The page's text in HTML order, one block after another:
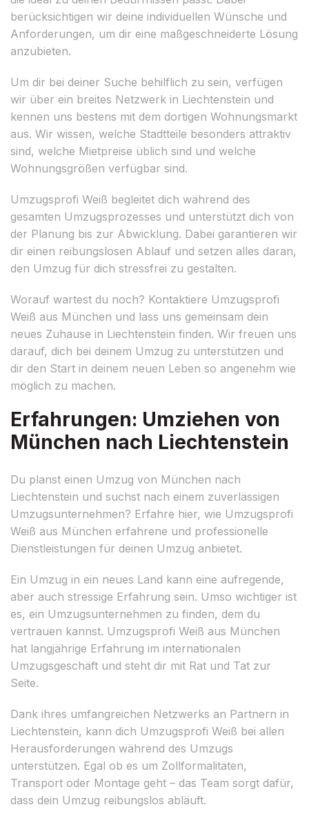
berücksichtigen wir deine individuellen Wünsche und
Anforderungen, um dir eine maßgeschneiderte Lösung
anzubieten.
Um dir bei deiner Suche behilflich zu sein, verfügen
wir über ein breites Netzwerk in Liechtenstein und
kennen uns bestens mit dem dortigen Wohnungsmarkt
aus. Wir wissen, welche Stadtteile besonders attraktiv
sind, welche Mietpreise üblich sind und welche
Wohnungsgrößen verfügbar sind.
Umzugsprofi Weiß begleitet dich während des
gesamten Umzugsprozesses und unterstützt dich von
der Planung bis zur Abwicklung. Dabei garantieren wir
dir einen reibungslosen Ablauf und setzen alles daran,
den Umzug für dich stressfrei zu gestalten.
Worauf wartest du noch? Kontaktiere Umzugsprofi
Weiß aus München und lass uns gemeinsam dein
neues Zuhause in Liechtenstein finden. Wir freuen uns
darauf, dich bei deinem Umzug zu unterstützen und
dir den Start in deinem neuen Leben so angenehm wie
möglich zu machen.
Erfahrungen: Umziehen von
München nach Liechtenstein
Du planst einen Umzug von München nach
Liechtenstein und suchst nach einem zuverlässigen
Umzugsunternehmen? Erfahre hier, wie Umzugsprofi
Weiß aus München erfahrene und professionelle
Dienstleistungen für deinen Umzug anbietet.
Ein Umzug in ein neues Land kann eine aufregende,
aber auch stressige Erfahrung sein. Umso wichtiger ist
es, ein Umzugsunternehmen zu finden, dem du
vertrauen kannst. Umzugsprofi Weiß aus München
hat langjährige Erfahrung im internationalen
Umzugsgeschäft und steht dir mit Rat und Tat zur
Seite.
Dank ihres umfangreichen Netzwerks an Partnern in
Liechtenstein, kann dich Umzugsprofi Weiß bei allen
Herausforderungen während des Umzugs
unterstützen. Egal ob es um Zollformalitäten,
Transport oder Montage geht – das Team sorgt dafür,
dass dein Umzug reibungslos abläuft.